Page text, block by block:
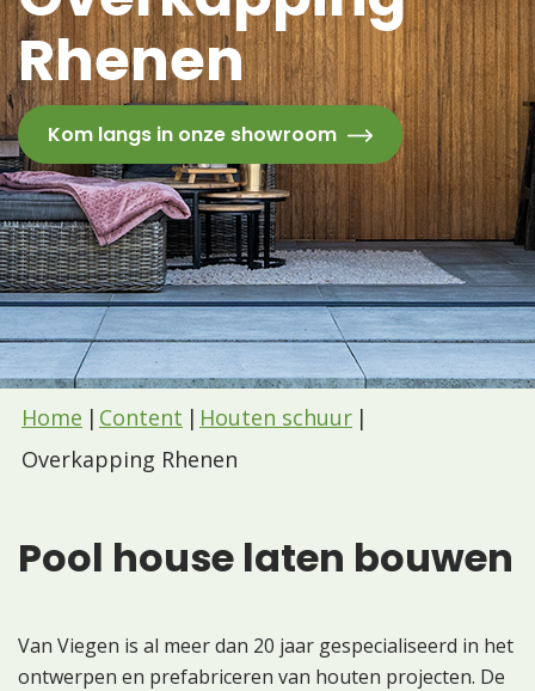
Rhenen
Kom langs in onze showroom
Home Content
Houten schuur
Overkapping Rhenen
Pool house laten bouwen
Van Viegen is al meer dan 20 jaar gespecialiseerd in het
ontwerpen en prefabriceren van houten projecten. De